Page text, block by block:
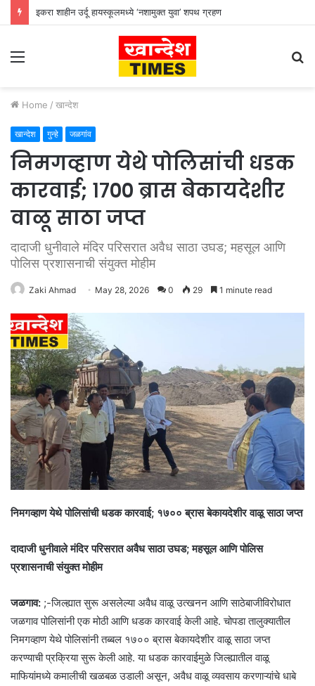
इकरा शाहीन उर्दू हायस्कूलमध्ये ‘नशामुक्त युवा’ शपथ ग्रहण
Menu
Home / खान्देश
खान्देश गुन्हे जळगांव
निमगव्हाण येथे पोलिसांची धडक
कारवाई; १७०० ब्रास बेकायदेशीर
वाळू साठा जप्त
दादाजी धुनीवाले मंदिर परिसरात अवैध साठा उघड; महसूल आणि
पोलिस प्रशासनाची संयुक्त मोहीम
Zaki Ahmad May 28, 2026 0 29 1 minute read
निमगव्हाण येथे पोलिसांची धडक कारवाई; १७०० ब्रास बेकायदेशीर वाळू साठा जप्त
दादाजी धुनीवाले मंदिर परिसरात अवैध साठा उघड; महसूल आणि पोलिस
प्रशासनाची संयुक्त मोहीम
जळगाव: ;-जिल्ह्यात सुरू असलेल्या अवैध वाळू उत्खनन आणि साठेबाजीविरोधात
जळगाव पोलिसांनी एक मोठी आणि धडक कारवाई केली आहे. चोपडा तालुक्यातील
निमगव्हाण येथे पोलिसांनी तब्बल १७०० ब्रास बेकायदेशीर वाळू साठा जप्त
करण्याची प्रक्रिया सुरू केली आहे. या धडक कारवाईमुळे जिल्ह्यातील वाळू
माफियांमध्ये कमालीची खळबळ उडाली असून, अवैध वाळू व्यवसाय करणाऱ्यांचे धाबे